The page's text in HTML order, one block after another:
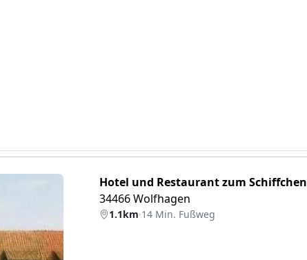
Hotel und Restaurant zum Schiffchen
34466 Wolfhagen
1.1km·14 Min. Fußweg